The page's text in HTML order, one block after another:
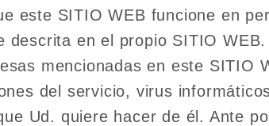
este SITIO WEB funcione en
descrita en el propio SITIO
mencionadas en este SITIO
del servicio, virus
Ud. quiere hacer de él. Ante